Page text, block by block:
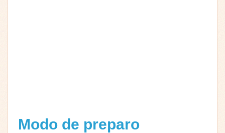
Modo de preparo